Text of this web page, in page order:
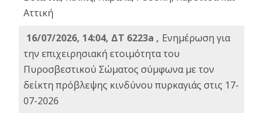
Αττική
16/07/2026, 14:04, ΔΤ 6223a , Ενημέρωση για
την επιχειρησιακή ετοιμότητα του
Πυροσβεστικού Σώματος σύμφωνα με τον
δείκτη πρόβλεψης κινδύνου πυρκαγιάς στις 17-
07-2026